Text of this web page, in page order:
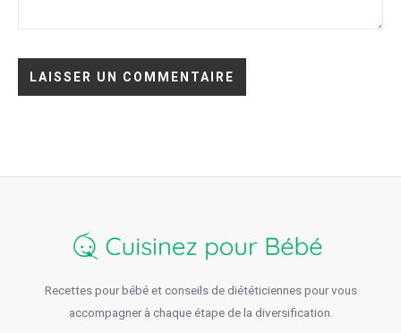
Recettes pour bébé et conseils de diététiciennes pour vous
accompagner à chaque étape de la diversification.